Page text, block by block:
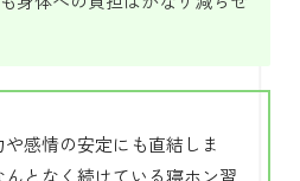
感情の安定にも直結しま
となく続けている寝ホン習